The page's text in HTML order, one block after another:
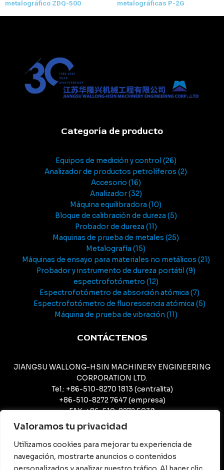
Valoramos tu privacidad
Utilizamos cookies para mejorar tu experiencia de
navegación, mostrarte anuncios o contenidos
metalográfico ZDQ-500
metalográficas P-2G
Categoría de producto
Equipos de medición y control 26
Analizador de productos petrolíferos 2
Accesorio 16
Analizador 32
Máquina equilibradora 10
Bloque de calibración de dureza 5
Probador de dureza 11
Maquinas de prueba de metales 25
Metalografía 15
Máquinas de ensayo para materiales no metálicos 21
Probador y instrumento de dureza portátil 9
espectrofotómetro 12
Espectrofotómetro de absorción atómica 7
Espectrofotómetro de fluorescencia atómica 5
Máquina de prueba de vibración 11
CONTÁCTENOS
JIANGSU WALLONG-HSIN MACHINERY ENGINEERING
CORPORATION LTD.
Tel.: +86-510-8270 1813 (centralita)
+86-510-8272 7647 (empresa)
FAX: +86-510-8272 5039
CORREO ELECTRÓNICO: meijing@camcjsw.com
camcjsw@camcjsw.com (General)